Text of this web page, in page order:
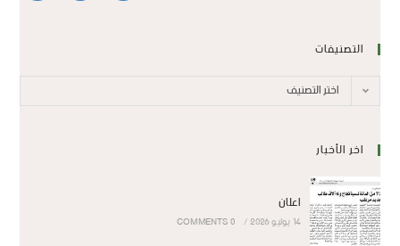
التصنيفات
اختر التصنيف
اخر الأخبار
اعلان
14 يوليو 2026 /
0 COMMENTS